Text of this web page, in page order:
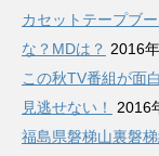
カセットテープブ
な？MDは？ 2016
この秋TV番組が面
見逃せない！
2016
福島県磐梯山裏磐